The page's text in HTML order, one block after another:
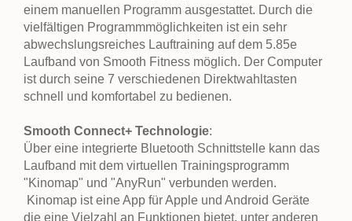
einem manuellen Programm ausgestattet. Durch die
vielfältigen Programmmöglichkeiten ist ein sehr
abwechslungsreiches Lauftraining auf dem 5.85e
Laufband von Smooth Fitness möglich. Der Computer
ist durch seine 7 verschiedenen Direktwahltasten
schnell und komfortabel zu bedienen.
Smooth Connect+ Technologie:
Über eine integrierte Bluetooth Schnittstelle kann das
Laufband mit dem virtuellen Trainingsprogramm
"Kinomap" und "AnyRun" verbunden werden.
Kinomap ist eine App für Apple und Android Geräte
die eine Vielzahl an Funktionen bietet, unter anderen